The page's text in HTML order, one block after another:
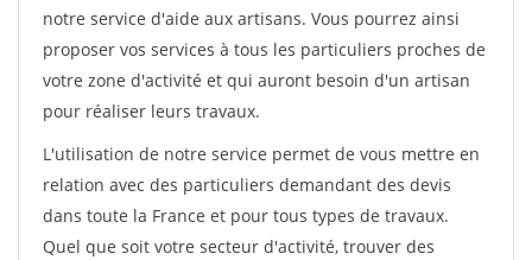
notre service d'aide aux artisans. Vous pourrez ainsi
proposer vos services à tous les particuliers proches de
votre zone d'activité et qui auront besoin d'un artisan
pour réaliser leurs travaux.
L'utilisation de notre service permet de vous mettre en
relation avec des particuliers demandant des devis
dans toute la France et pour tous types de travaux.
Quel que soit votre secteur d'activité, trouver des